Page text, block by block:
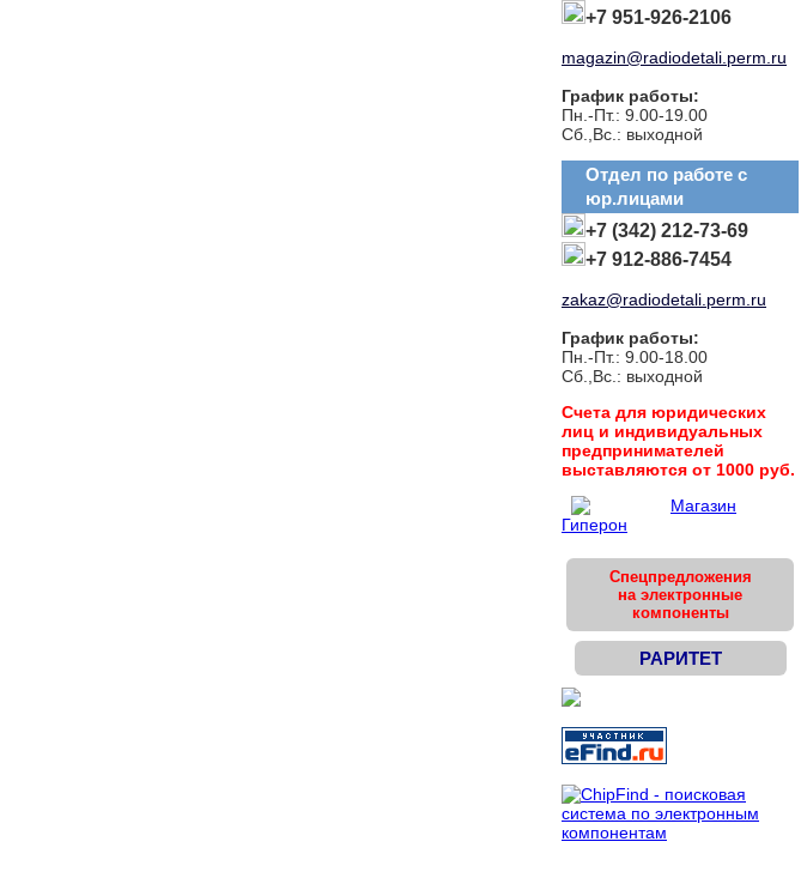
+7 951-926-2106
magazin@radiodetali.perm.ru
График работы:
Пн.-Пт.: 9.00-19.00
Сб.,Вс.: выходной
Отдел по работе с
юр.лицами
+7 (342) 212-73-69
+7 912-886-7454
zakaz@radiodetali.perm.ru
График работы:
Пн.-Пт.: 9.00-18.00
Сб.,Вс.: выходной
Cчета для юридических
лиц и индивидуальных
предпринимателей
выставляются от 1000 руб.
Магазин
Гиперон
Спецпредложения
на электронные
компоненты
РАРИТЕТ